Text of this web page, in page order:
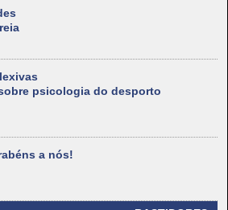
psicologia do desporto
a nós!